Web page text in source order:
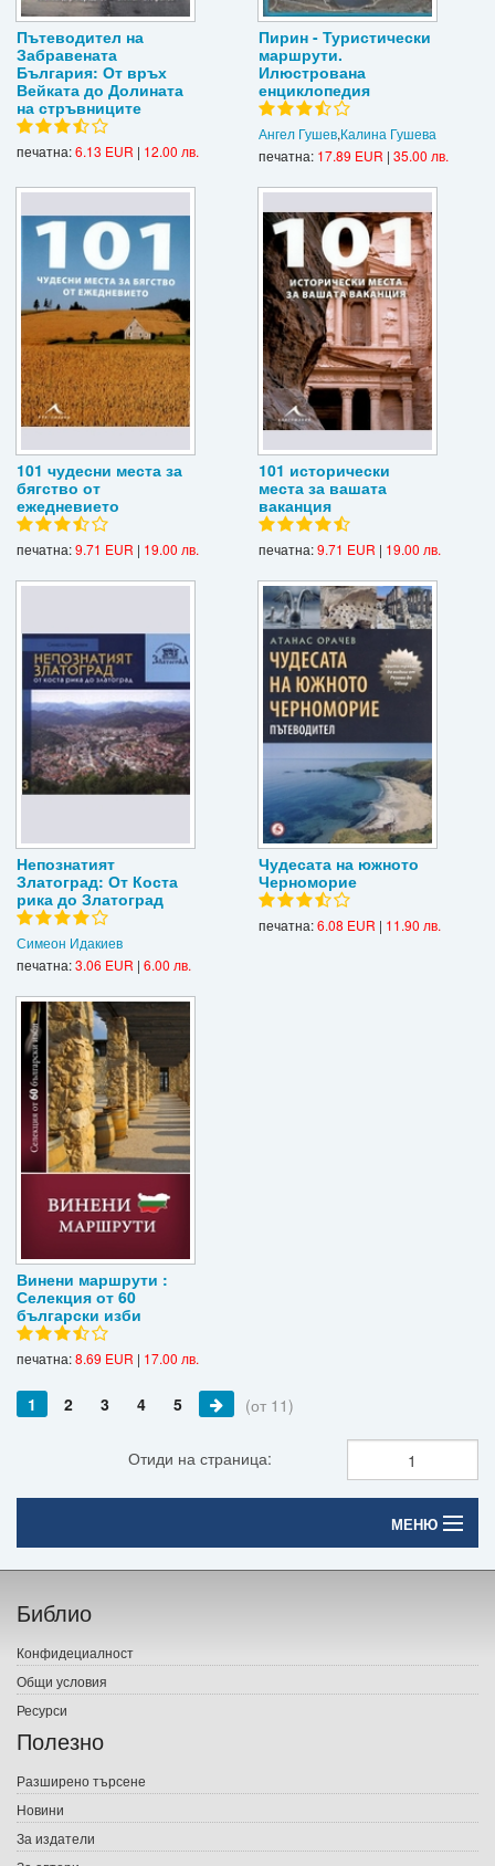
Пътеводител на
Забравената
България: От връх
Вейката до Долината
на стръвниците
печатна:6.13 EUR | 12.00 лв.
Пирин - Туристически
маршрути.
Илюстрована
енциклопедия
Ангел Гушев,Калина Гушева
печатна: 17.89 EUR | 35.00 лв.
101 чудесни места за
бягство от
ежедневието
печатна:9.71 EUR | 19.00 лв.
101 исторически
места за вашата
ваканция
печатна:9.71 EUR | 19.00 лв.
Непознатият
Златоград: От Коста
рика до Златоград
Симеон Идакиев
печатна:3.06 EUR | 6.00 лв.
Чудесата на южното
Черноморие
печатна:6.08 EUR | 11.90 лв.
Винени маршрути :
Селекция от 60
български изби
печатна:8.69 EUR | 17.00 лв.
1 2 3 4 5 (от 11)
Отиди на страница:
МЕНЮ
Начало
Печатни книги
Електронни книги
Е-списания
Подаръци
Библио
Конфидециалност
Общи условия
Ресурси
Полезно
Разширено търсене
Новини
За издатели